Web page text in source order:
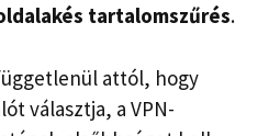
és tartalomszűrés.
attól, hogy
választja, a VPN-